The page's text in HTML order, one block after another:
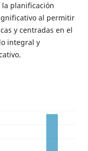
planificación
al permitir
y centradas en el
integral y